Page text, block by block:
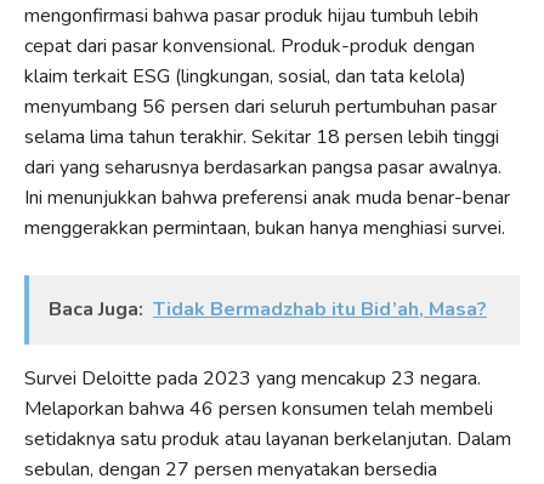
mengonfirmasi bahwa pasar produk hijau tumbuh lebih
cepat dari pasar konvensional. Produk-produk dengan
klaim terkait ESG (lingkungan, sosial, dan tata kelola)
menyumbang 56 persen dari seluruh pertumbuhan pasar
selama lima tahun terakhir. Sekitar 18 persen lebih tinggi
dari yang seharusnya berdasarkan pangsa pasar awalnya.
Ini menunjukkan bahwa preferensi anak muda benar-benar
menggerakkan permintaan, bukan hanya menghiasi survei.
Baca Juga: Tidak Bermadzhab itu Bid’ah, Masa?
Survei Deloitte pada 2023 yang mencakup 23 negara.
Melaporkan bahwa 46 persen konsumen telah membeli
setidaknya satu produk atau layanan berkelanjutan. Dalam
sebulan, dengan 27 persen menyatakan bersedia